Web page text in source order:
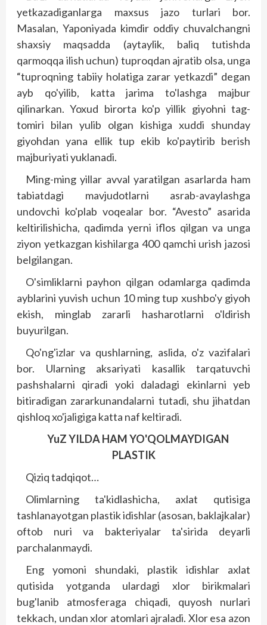
yetkazadiganlarga maxsus jazo turlari bor.
Masalan, Yaponiyada kimdir oddiy chuvalchangni
shaxsiy maqsadda (aytaylik, baliq tutishda
qarmoqqa ilish uchun) tuproqdan ajratib olsa, unga
“tuproqning tabiiy holatiga zarar yetkazdi” degan
ayb qo'yilib, katta jarima to'lashga majbur
qilinarkan. Yoxud birorta ko'p yillik giyohni tag-
tomiri bilan yulib olgan kishiga xuddi shunday
giyohdan yana ellik tup ekib ko'paytirib berish
majburiyati yuklanadi.
Ming-ming yillar avval yaratilgan asarlarda ham
tabiatdagi mavjudotlarni asrab-avaylashga
undovchi ko'plab voqealar bor. “Avesto” asarida
keltirilishicha, qadimda yerni iflos qilgan va unga
ziyon yetkazgan kishilarga 400 qamchi urish jazosi
belgilangan.
O'simliklarni payhon qilgan odamlarga qadimda
ayblarini yuvish uchun 10 ming tup xushbo'y giyoh
ekish, minglab zararli hasharotlarni o'ldirish
buyurilgan.
Qo'ng'izlar va qushlarning, aslida, o'z vazifalari
bor. Ularning aksariyati kasallik tarqatuvchi
pashshalarni qiradi yoki daladagi ekinlarni yeb
bitiradigan zararkunandalarni tutadi, shu jihatdan
qishloq xo'jaligiga katta naf keltiradi.
YuZ YILDA HAM YO'QOLMAYDIGAN
PLASTIK
Qiziq tadqiqot…
Olimlarning ta'kidlashicha, axlat qutisiga
tashlanayotgan plastik idishlar (asosan, baklajkalar)
oftob nuri va bakteriyalar ta'sirida deyarli
parchalanmaydi.
Eng yomoni shundaki, plastik idishlar axlat
qutisida yotganda ulardagi xlor birikmalari
bug'lanib atmosferaga chiqadi, quyosh nurlari
tekkach, undan xlor atomlari ajraladi. Xlor esa azon